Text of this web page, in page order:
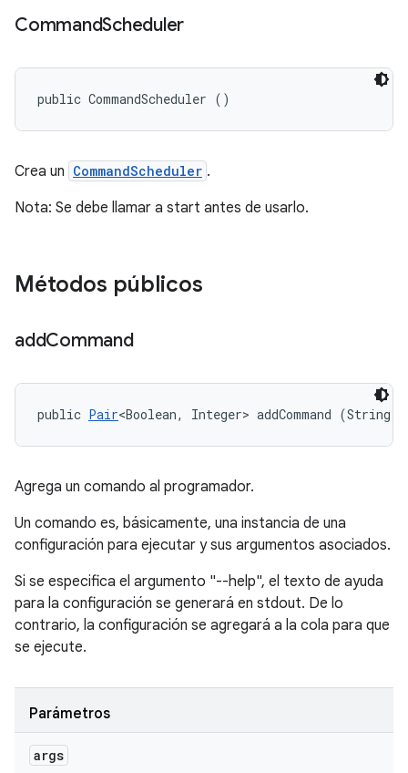
CommandScheduler
public CommandScheduler ()
Crea un CommandScheduler .
Nota: Se debe llamar a start antes de usarlo.
Métodos públicos
addCommand
public Pair<Boolean, Integer> addCommand
Agrega un comando al programador.
Un comando es, básicamente, una instancia de una
configuración para ejecutar y sus argumentos asociados.
Si se especifica el argumento "--help", el texto de ayuda
para la configuración se generará en stdout. De lo
contrario, la configuración se agregará a la cola para que
se ejecute.
Parámetros
args